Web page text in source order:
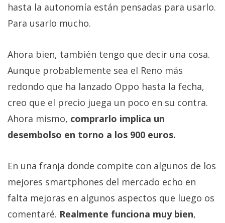
hasta la autonomía están pensadas para usarlo.
Para usarlo mucho.
Ahora bien, también tengo que decir una cosa.
Aunque probablemente sea el Reno más
redondo que ha lanzado Oppo hasta la fecha,
creo que el precio juega un poco en su contra.
Ahora mismo, comprarlo implica un
desembolso en torno a los 900 euros.
En una franja donde compite con algunos de los
mejores smartphones del mercado echo en
falta mejoras en algunos aspectos que luego os
comentaré. Realmente funciona muy bien,